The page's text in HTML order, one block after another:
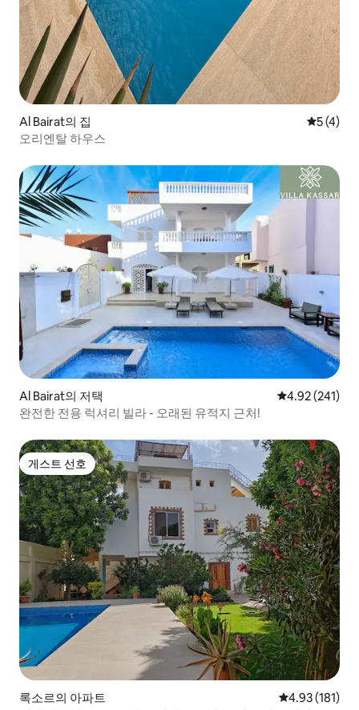
Al Bairat의 집 평점 5점
5 (4)
오리엔탈 하우스
Al Bairat의 저택 평점 4.92점(5
4.92 (241)
완전한 전용 럭셔리 빌라 - 오래된 유적지 근처!
게스트 선호
게스트 선호
록소르의 아파트 평점 4.93점(5
4.93 (181)